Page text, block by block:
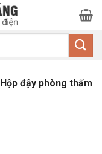
Hộp đậy phòng thấm